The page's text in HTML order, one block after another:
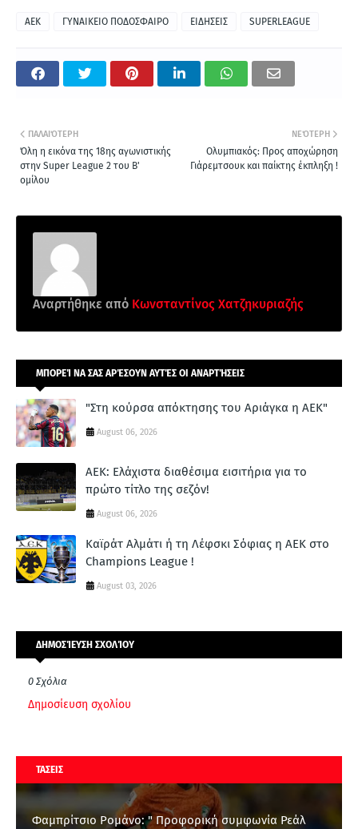
ΑΕΚ ΓΥΝΑΙΚΕΙΟ ΠΟΔΟΣΦΑΙΡΟ ΕΙΔΗΣΕΙΣ SUPERLEAGUE
ΝΕΌΤΕΡΗ
Ολυμπιακός: Προς αποχώρηση
Γιάρεμτσουκ και παίκτης έκπληξη !
ΠΑΛΑΙΌΤΕΡΗ
Όλη η εικόνα της 18ης αγωνιστικής
στην Super League 2 του Β'
ομίλου
Αναρτήθηκε από Κωνσταντίνος Χατζηκυριαζής
ΜΠΟΡΕΊ ΝΑ ΣΑΣ ΑΡΈΣΟΥΝ ΑΥΤΈΣ ΟΙ ΑΝΑΡΤΉΣΕΙΣ
"Στη κούρσα απόκτησης του Αριάγκα η ΑΕΚ"
August 06, 2026
ΑΕΚ: Ελάχιστα διαθέσιμα εισιτήρια για το
πρώτο τίτλο της σεζόν!
August 06, 2026
Καϊράτ Αλμάτι ή τη Λέφσκι Σόφιας η ΑΕΚ στο
Champions League !
August 03, 2026
ΔΗΜΟΣΊΕΥΣΗ ΣΧΟΛΊΟΥ
0 Σχόλια
Δημοσίευση σχολίου
ΤΑΣΕΙΣ
Φαμπρίτσιο Ρομάνο: " Προφορική συμφωνία Ρεάλ